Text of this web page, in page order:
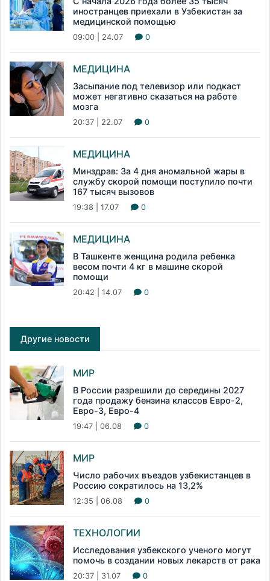
иностранцев приехали в Узбекистан за
медицинской помощью
09:00 | 24.07 0
МЕДИЦИНА
Засыпание под телевизор или подкаст
может негативно сказаться на работе
мозга
20:37 | 22.07 0
МЕДИЦИНА
Минздрав: За 4 дня аномальной жары в
службу скорой помощи поступило почти
167 тысяч вызовов
19:38 | 17.07 0
МЕДИЦИНА
В Ташкенте женщина родила ребенка
весом почти 4 кг в машине скорой
помощи
20:42 | 14.07 0
Другие новости
МИР
В России разрешили до середины 2027
года продажу бензина классов Евро-2,
Евро-3, Евро-4
19:47 | 06.08 0
МИР
Число рабочих въездов узбекистанцев в
Россию сократилось на 13,2%
12:35 | 06.08 0
ТЕХНОЛОГИИ
Исследования узбекского ученого могут
помочь в создании новых лекарств от рака
20:37 | 31.07 0